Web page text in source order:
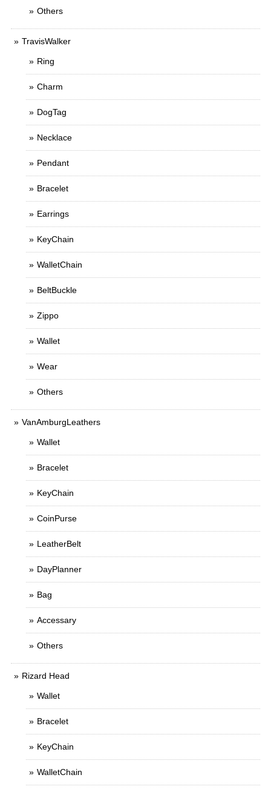
Others
TravisWalker
Ring
Charm
DogTag
Necklace
Pendant
Bracelet
Earrings
KeyChain
WalletChain
BeltBuckle
Zippo
Wallet
Wear
Others
VanAmburgLeathers
Wallet
Bracelet
KeyChain
CoinPurse
LeatherBelt
DayPlanner
Bag
Accessary
Others
Rizard Head
Wallet
Bracelet
KeyChain
WalletChain